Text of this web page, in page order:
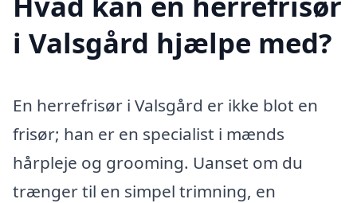
i Valsgård hjælpe med?
En herrefrisør i Valsgård er ikke blot en
frisør; han er en specialist i mænds
hårpleje og grooming. Uanset om du
trænger til en simpel trimning, en